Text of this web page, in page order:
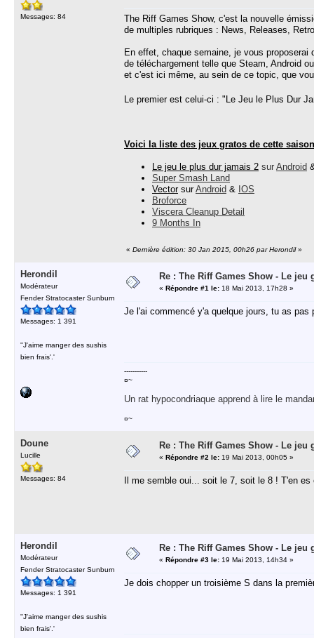
Messages: 84
The Riff Games Show, c'est la nouvelle
de multiples rubriques : News, Releases,
En effet, chaque semaine, je vous
de téléchargement telle que Steam, Android
et c'est ici même, au sein de ce topic, que
Le premier est celui-ci : "Le Jeu le Plus Dur
Voici la liste des jeux gratos de cette
Le jeu le plus dur jamais 2 sur Android
Super Smash Land
VectorsurAndroid & IOS
Broforce
Viscera Cleanup Detail
9 Months In
« Dernière édition: 30 Jan 2015, 00h26 par Herondil»
Herondil
Modérateur
Fender Stratocaster Sunburn
Messages: 1 391
''J'aime manger des sushis
bien frais'.'
Re : The Riff Games Show - Le jeu
« Répondre #1 le: 18 Mai 2013, 17h28 »
Je l'ai commencé y'a quelque jours, tu as
-----------
¤~
Un rat hypocondriaque apprend à lire le
¤~
Doune
Lucille
Messages: 84
Re : The Riff Games Show - Le jeu
« Répondre #2 le: 19 Mai 2013, 00h05 »
Il me semble oui... soit le 7, soit le 8 ! T'en es
Herondil
Modérateur
Fender Stratocaster Sunburn
Messages: 1 391
''J'aime manger des sushis
bien frais'.'
Re : The Riff Games Show - Le jeu
« Répondre #3 le: 19 Mai 2013, 14h34 »
Je dois chopper un troisième S dans la